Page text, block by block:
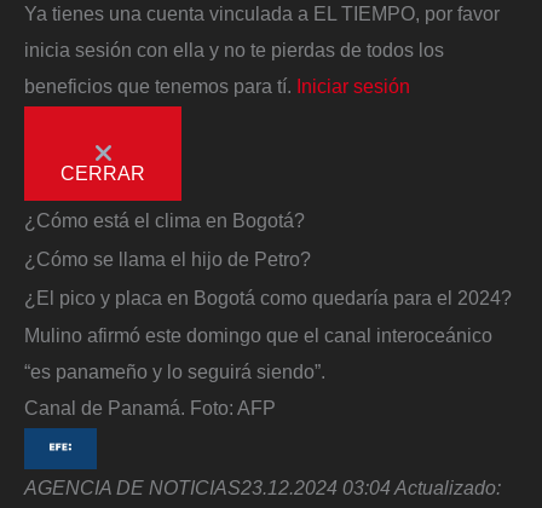
Ya tienes una cuenta vinculada a EL TIEMPO, por favor
inicia sesión con ella y no te pierdas de todos los
beneficios que tenemos para tí. Iniciar sesión
CERRAR
¿Cómo está el clima en Bogotá?
¿Cómo se llama el hijo de Petro?
¿El pico y placa en Bogotá como quedaría para el 2024?
Mulino afirmó este domingo que el canal interoceánico
“es panameño y lo seguirá siendo”.
Canal de Panamá. Foto: AFP
AGENCIA DE NOTICIAS23.12.2024 03:04 Actualizado: